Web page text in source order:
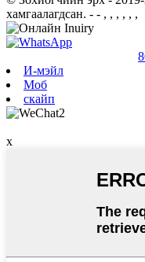
хамгаалагдсан. - - , , , , , ,
И-мэйл
Моб
скайп
x